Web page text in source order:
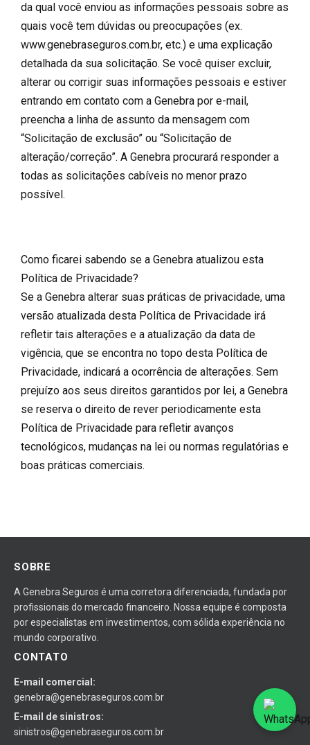
da qual você enviou as informações pessoais sobre as
quais você tem dúvidas ou preocupações (ex.
www.genebraseguros.com.br, etc.) e uma explicação
detalhada da sua solicitação. Se você quiser excluir,
alterar ou corrigir suas informações pessoais e estiver
entrando em contato com a Genebra por e-mail,
preencha a linha de assunto da mensagem com
“Solicitação de exclusão” ou “Solicitação de
alteração/correção”. A Genebra procurará responder a
todas as solicitações cabíveis no menor prazo
possível.
Como ficarei sabendo se a Genebra atualizou esta
Política de Privacidade?
Se a Genebra alterar suas práticas de privacidade, uma
versão atualizada desta Política de Privacidade irá
refletir tais alterações e a atualização da data de
vigência, que se encontra no topo desta Política de
Privacidade, indicará a ocorrência de alterações. Sem
prejuízo aos seus direitos garantidos por lei, a Genebra
se reserva o direito de rever periodicamente esta
Política de Privacidade para refletir avanços
tecnológicos, mudanças na lei ou normas regulatórias e
boas práticas comerciais.
SOBRE
A Genebra Seguros é uma corretora diferenciada, fundada por
profissionais do mercado financeiro. Nossa equipe é composta
por especialistas em investimentos, com sólida experiência no
mundo corporativo.
CONTATO
E-mail comercial:
genebra@genebraseguros.com.br
E-mail de sinistros:
sinistros@genebraseguros.com.br